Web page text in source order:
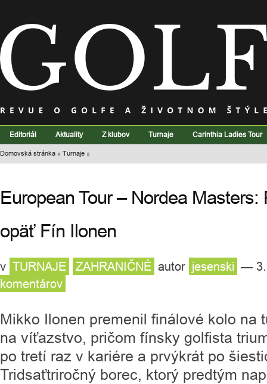
Editoriál Aktuality Z klubov Turnaje Carinthia Ladies Tour
Domovská stránka » Turnaje »
European Tour – Nordea
opäť Fín Ilonen
v TURNAJE ZAHRANIČNÉ autor jesenski — 3.
komentárov
Mikko Ilonen premenil finálové kolo na
na víťazstvo, pričom fínsky golfista
po tretí raz v kariére a prvýkrát po
Tridsaťtriročný borec, ktorý predtým